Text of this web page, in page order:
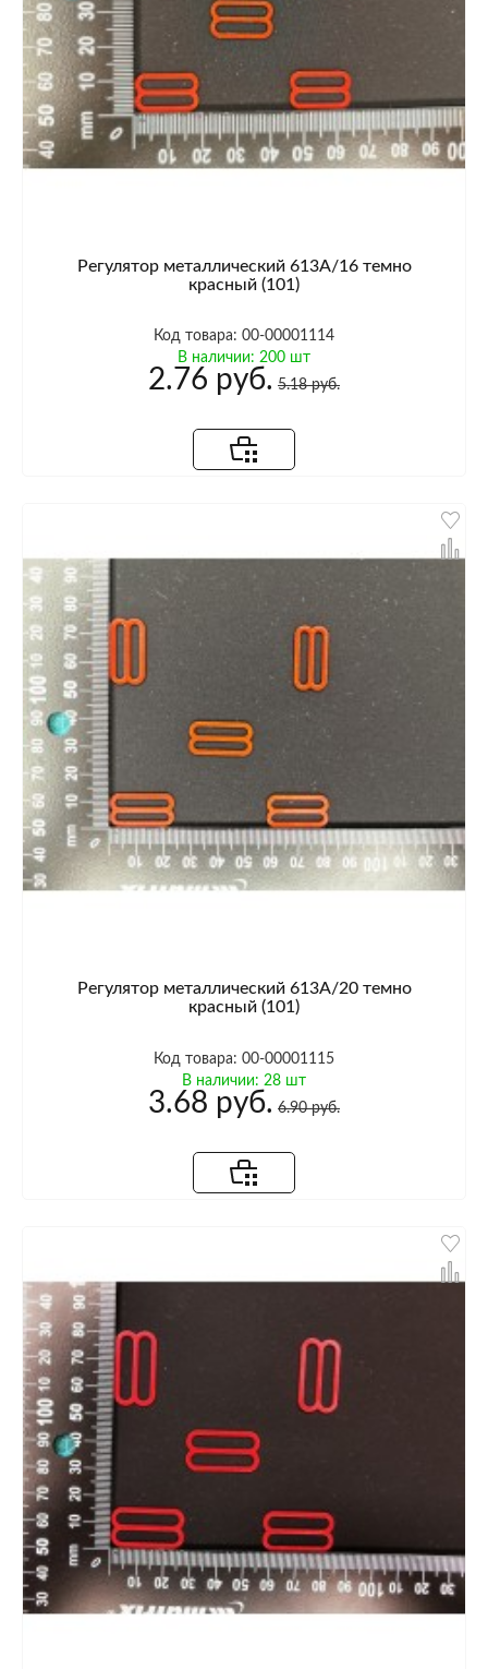
Регулятор металлический 613A/16 темно
красный (101)
Код товара: 00-00001114
В наличии: 200 шт
2.76 руб. 5.18 руб.
Регулятор металлический 613A/20 темно
красный (101)
Код товара: 00-00001115
В наличии: 28 шт
3.68 руб. 6.90 руб.